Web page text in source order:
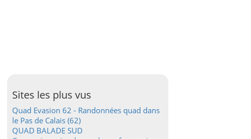
Sites les plus vus
Quad Evasion 62 - Randonnées quad dans
le Pas de Calais (62)
QUAD BALADE SUD